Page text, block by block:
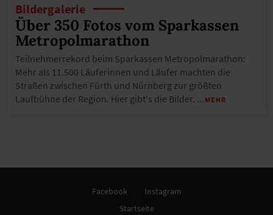
Bildergalerie
Über 350 Fotos vom Sparkassen
Metropolmarathon
Teilnehmerrekord beim Sparkassen Metropolmarathon:
Mehr als 11.500 Läuferinnen und Läufer machten die
Straßen zwischen Fürth und Nürnberg zur größten
Laufbühne der Region. Hier gibt's die Bilder. …MEHR
Facebook
Instagram
Startseite